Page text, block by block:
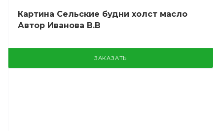
Картина Сельские будни холст масло
Автор Иванова В.В
ЗАКАЗАТЬ